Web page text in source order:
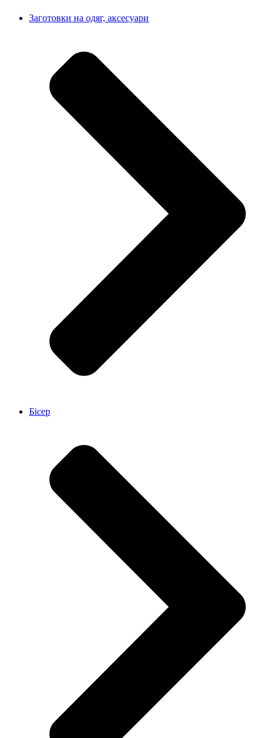
Заготовки на одяг, аксесуари
Бісер